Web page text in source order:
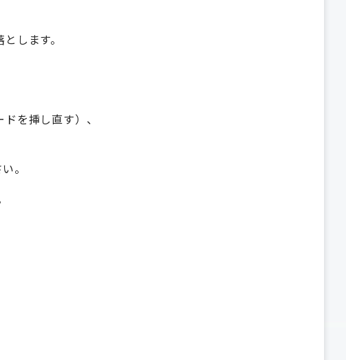
します。
を挿し直す）、
。